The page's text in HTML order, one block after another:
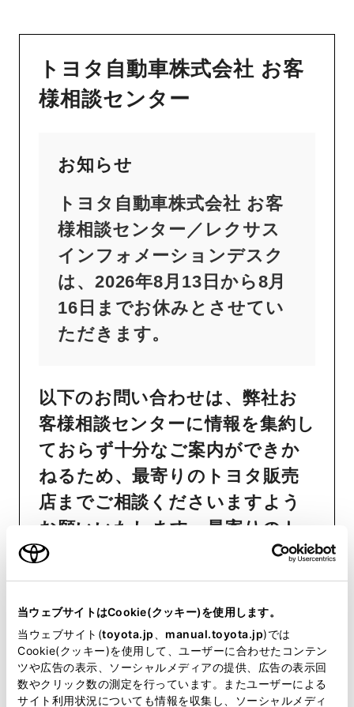
当ウェブサイトはCookie(クッキー)を使用します。
当ウェブサイト(toyota.jp manual.toyota.jp)では
Cookie(クッキー)を使用して、ユーザーに合わせたコンテン
ツや広告の表示、ソーシャルメディアの提供、広告の表示回
数やクリック数の測定を行っています。またユーザーによる
サイト利用状況についても情報を収集し、ソーシャルメディ
トヨタ自動車株式会社 お客
様相談センター
お知らせ
トヨタ自動車株式会社 お客
様相談センター／レクサス
インフォメーションデスク
は、2026年8月13日から8月
16日までお休みとさせてい
ただきます。
以下のお問い合わせは、弊社お
客様相談センターに情報を集約し
ておらず十分なご案内ができか
ねるため、最寄りのトヨタ販売
店までご相談くださいますよう
お願いいたします。最寄りのト
ヨタ販売店は
からご確認
いただけます。
おクルマの故障、点検、修理等
（販売店を窓口におクルマの状
態を診断する必要がございま
す）